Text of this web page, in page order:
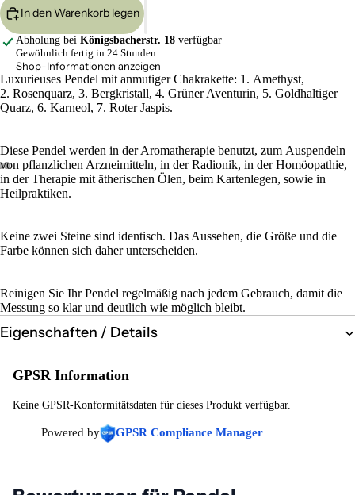
In den Warenkorb legen
Abholung bei Königsbacherstr. 18 verfügbar
Gewöhnlich fertig in 24 Stunden
Shop-Informationen anzeigen
Luxurieuses Pendel mit anmutiger Chakrakette: 1. Amethyst,
2. Rosenquarz, 3. Bergkristall, 4. Grüner Aventurin, 5. Goldhaltiger
Quarz, 6. Karneol, 7. Roter Jaspis.
Diese Pendel werden in der Aromatherapie benutzt, zum Auspendeln
von pflanzlichen Arzneimitteln, in der Radionik, in der Homöopathie,
in der Therapie mit ätherischen Ölen, beim Kartenlegen, sowie in
Heilpraktiken.
Keine zwei Steine sind identisch. Das Aussehen, die Größe und die
Farbe können sich daher unterscheiden.
Reinigen Sie Ihr Pendel regelmäßig nach jedem Gebrauch, damit die
Messung so klar und deutlich wie möglich bleibt.
Eigenschaften / Details
GPSR Information
Keine GPSR-Konformitätsdaten für dieses Produkt verfügbar.
Powered by GPSR Compliance Manager